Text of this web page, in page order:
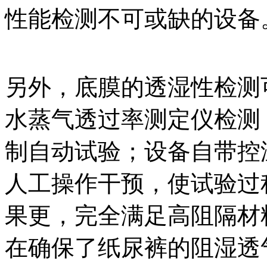
性能检测不可或缺的设备
另外，底膜的透湿性检
水蒸气透过率测定仪检
制自动试验；设备自带
人工操作干预，使试验
果更，完全满足高阻隔
在确保了纸尿裤的阻湿